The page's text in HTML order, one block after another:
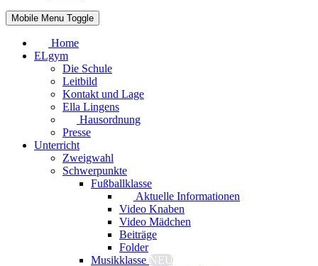
Mobile Menu Toggle
Home
ELgym
Die Schule
Leitbild
Kontakt und Lage
Ella Lingens
Hausordnung
Presse
Unterricht
Zweigwahl
Schwerpunkte
Fußballklasse
Aktuelle Informationen
Video Knaben
Video Mädchen
Beiträge
Folder
Musikklasse NEU